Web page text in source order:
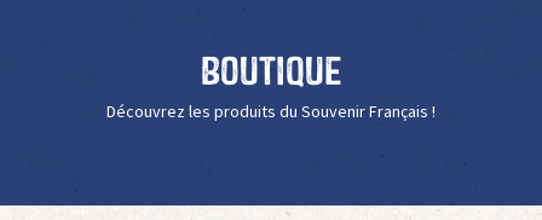
Boutique
Découvrez les produits du Souvenir Français !